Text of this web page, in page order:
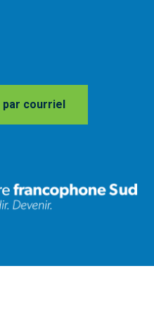
par courriel